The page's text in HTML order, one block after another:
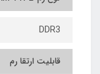
DDR3
قابلیت ارتقا رم